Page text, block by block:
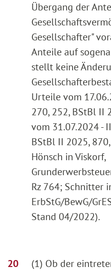
Übergang der
Gesellschafter"
Anteile auf
stellt keine
Urteile vom
270, 252, BStBl II
vom 31.07.2024 -
BStBl II 2025,
Hönsch in Viskorf,
Rz 764; Schnitter
ErbStG/BewG/
Stand 04/2022).
(1) Ob der